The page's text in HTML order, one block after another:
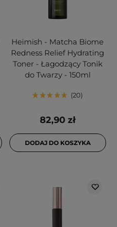
Heimish - Matcha Biome
Redness Relief Hydrating
Toner - Łagodzący Tonik
do Twarzy - 150ml
20
82,90 zł
DODAJ DO KOSZYKA